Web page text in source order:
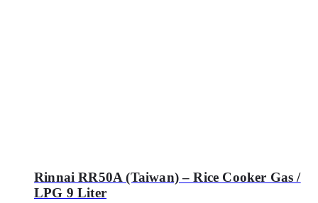
Rinnai RR50A (Taiwan) – Rice Cooker Gas /
LPG 9 Liter